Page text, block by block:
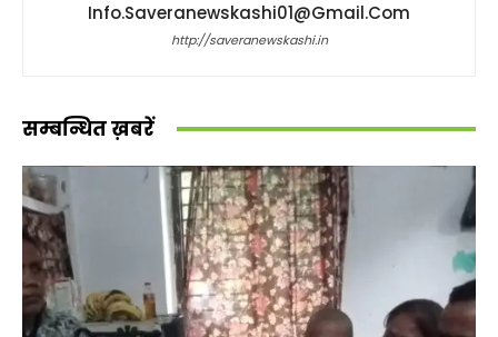
Info.saveranewskashi01@gmail.com
http://saveranewskashi.in
सम्बन्धित ख़बरें